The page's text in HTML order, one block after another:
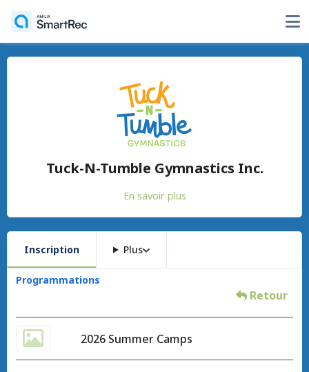
Tuck-N-Tumble Gymnastics Inc.
En savoir plus
Inscription Plus
Programmations
Retour
2026 Summer Camps